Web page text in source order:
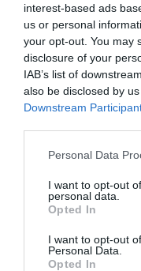
interest-based ads
us or personal
your opt-out. You may
disclosure of your
IAB’s list of
also be disclosed by
Downstream
Personal Data
I want to opt-out
personal data.
Opted In
I want to opt-out
Personal Data.
Opted In
Η Jenner
ασυμμετρικά. Κι
εκείνη το
Prada τσαντάκι